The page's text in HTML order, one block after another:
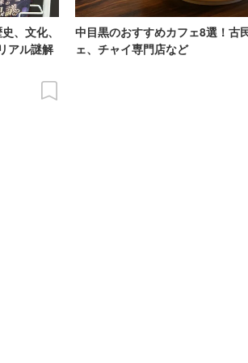
、文化、
アル謎解
中目黒のおすすめカフェ8選！古
ェ、チャイ専門店など